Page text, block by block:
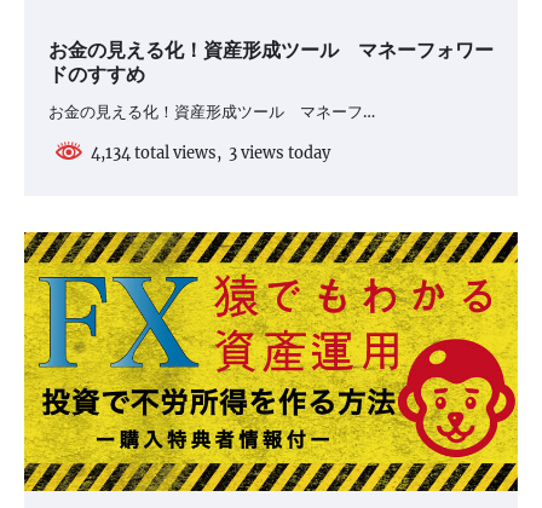
お金の見える化！資産形成ツール マネーフォワー
ドのすすめ
お金の見える化！資産形成ツール マネーフ…
4,134 total views, 3 views today